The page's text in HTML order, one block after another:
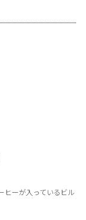
ヒーが入っているビル